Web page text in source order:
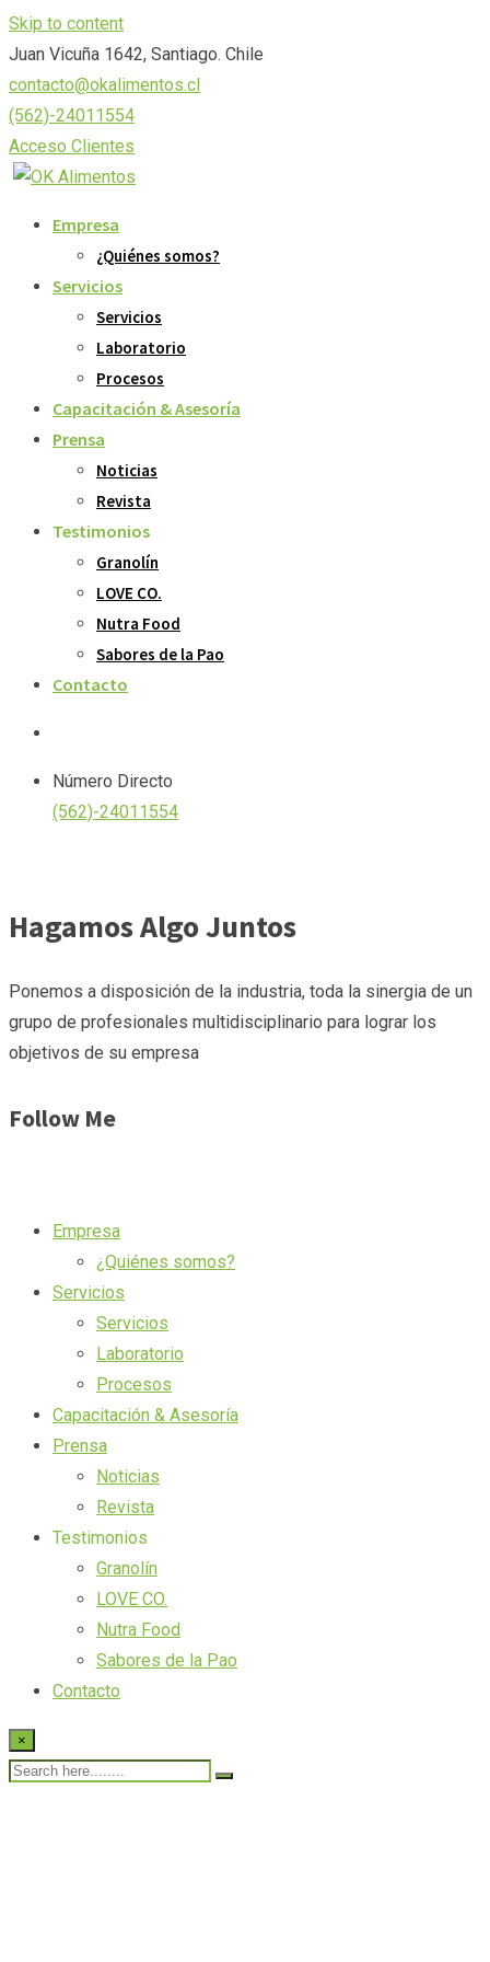
Skip to content
Juan Vicuña 1642, Santiago. Chile
contacto@okalimentos.cl
(562)-24011554
Acceso Clientes
Empresa
¿Quiénes somos?
Servicios
Servicios
Laboratorio
Procesos
Capacitación & Asesoría
Prensa
Noticias
Revista
Testimonios
Granolín
LOVE CO.
Nutra Food
Sabores de la Pao
Contacto
Número Directo
(562)-24011554
Hagamos Algo Juntos
Ponemos a disposición de la industria, toda la sinergia de un
grupo de profesionales multidisciplinario para lograr los
objetivos de su empresa
Follow Me
Empresa
¿Quiénes somos?
Servicios
Servicios
Laboratorio
Procesos
Capacitación & Asesoría
Prensa
Noticias
Revista
Testimonios
Granolín
LOVE CO.
Nutra Food
Sabores de la Pao
Contacto
×